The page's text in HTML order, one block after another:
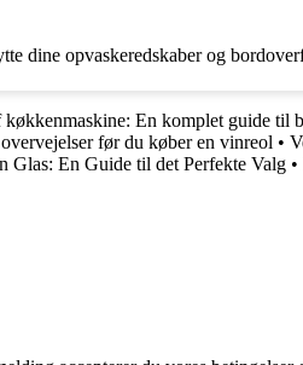
dine opvaskeredskaber og
En komplet guide til
før du køber en vinreol •
Glas: En Guide til det Perfekte Valg •